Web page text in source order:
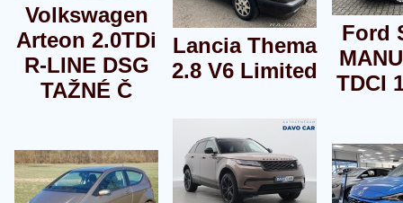
Volkswagen
Arteon 2.0TDi
R-LINE DSG
TAŽNÉ Č
Lancia Thema
2.8 V6 Limited
Ford
TDCI